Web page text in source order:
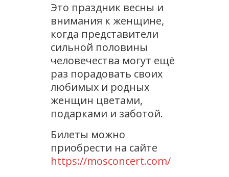
Это праздник весны и
внимания к женщине,
когда представители
сильной половины
человечества могут ещё
раз порадовать своих
любимых и родных
женщин цветами,
подарками и заботой.
Билеты можно
приобрести на сайте
https://mosconcert.com/